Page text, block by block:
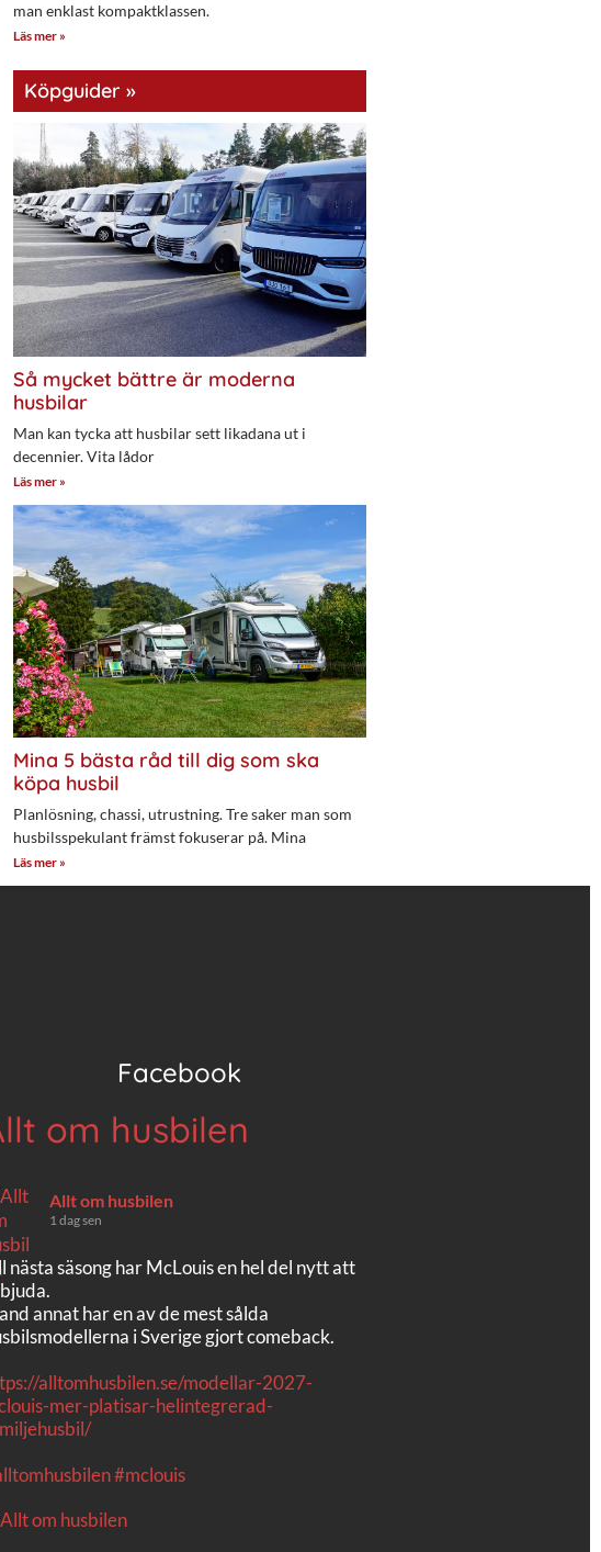
man enklast kompaktklassen.
Läs mer »
Köpguider »
Så mycket bättre är moderna
husbilar
Man kan tycka att husbilar sett likadana ut i
decennier. Vita lådor
Läs mer »
Mina 5 bästa råd till dig som ska
köpa husbil
Planlösning, chassi, utrustning. Tre saker man som
husbilsspekulant främst fokuserar på. Mina
Läs mer »
Facebook
om husbilen
Allt om husbilen
1 dag sen
nästa säsong har McLouis en hel del nytt att
annat har en av de mest sålda
i Sverige gjort comeback.
alltomhusbilen.se/modellar-2027-
mer-platisar-helintegrerad-
#mclouis